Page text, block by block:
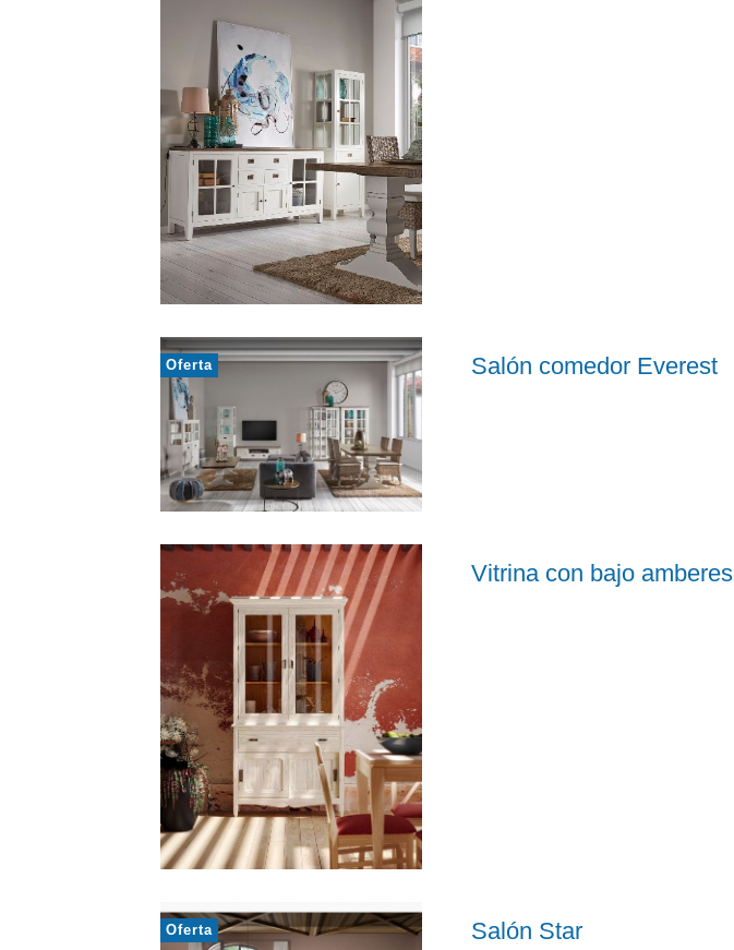
Oferta Salón comedor Everest
Vitrina con bajo amberes
Oferta Salón Star